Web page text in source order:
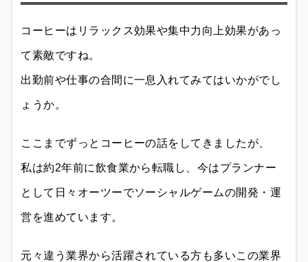
コーヒーはリラックス効果や集中力向上効果があっ
て素敵ですね。
出勤前や仕事の合間に一息入れてみてはいかがでし
ょうか。
ここまでずっとコーヒーの話をしてきましたが、
私は約2年前に飲食業から転職し、今はプランナー
として日々オーツーでソーシャルゲームの開発・運
営を進めています。
元々違う業界から活躍されている方も多いこの業界